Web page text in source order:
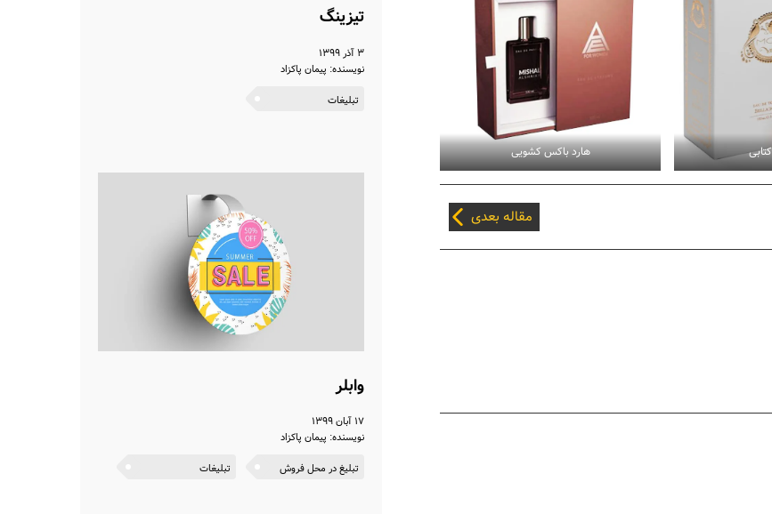
هارد باکس کشویی
مقاله بعدی
تیزینگ
۳ آذر ۱۳۹۹
نویسنده: پیمان پاکزاد
تبلیغات
وابلر
۱۷ آبان ۱۳۹۹
نویسنده: پیمان پاکزاد
تبلیغ در محل فروش
تبلیغات